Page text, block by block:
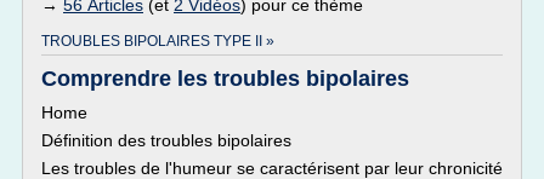
→ 56 Articles (et 2 Vidéos) pour ce thème
TROUBLES BIPOLAIRES TYPE II »
Comprendre les troubles bipolaires
Home
Définition des troubles bipolaires
Les troubles de l'humeur se caractérisent par leur chronicité